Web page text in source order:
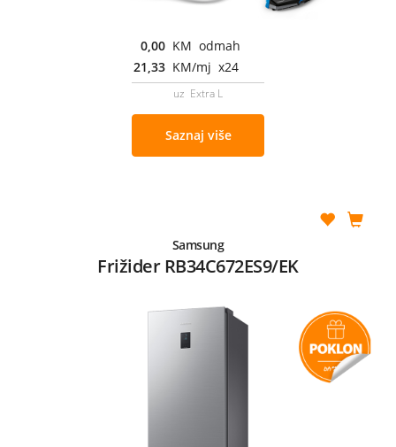
0,00 KM odmah
21,33 KM/mj x24
uz Extra L
Saznaj više
Samsung
Frižider RB34C672ES9/EK